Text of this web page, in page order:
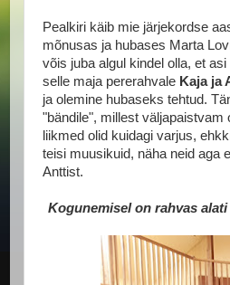
Pealkiri käib mie järjekordse
mõnusas ja hubases Marta
võis juba algul kindel olla, et
selle maja pererahvale Kaja ja
ja olemine hubaseks tehtud.
"bändile", millest väljapaistvam
liikmed olid kuidagi varjus,
teisi muusikuid, näha neid aga
Anttist.
Kogunemisel on rahvas